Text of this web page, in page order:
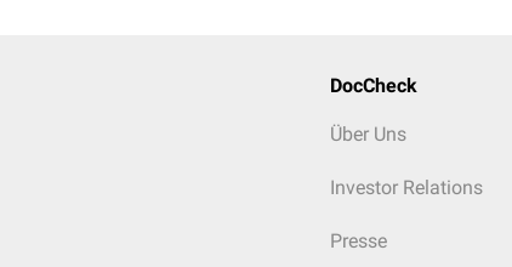
DocCheck
Über Uns
Investor Relations
Presse